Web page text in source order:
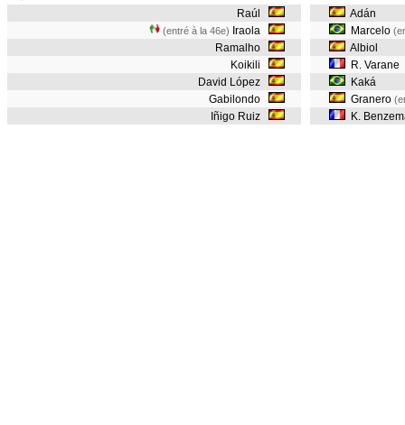
Raúl
(entré à la 46e) Iraola
Ramalho
Koikili
David López
Gabilondo
Iñigo Ruiz
Adán
Marcelo
Albiol
R. Varane
Kaká
Granero
K.